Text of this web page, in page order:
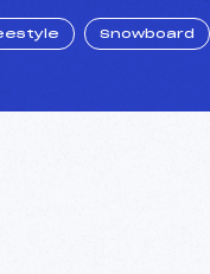
Snowboard